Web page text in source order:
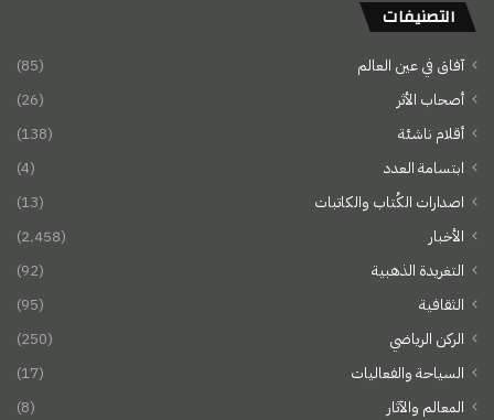
التصنيفات
آفاق في عين العالم
(85)
أصحاب الأثر
(26)
أقلام ناشئة
(138)
ابتسامة العدد
(4)
اصدارات الكُتاب والكاتبات
(13)
الأخبار
(2٬458)
التغريدة الذهبية
(92)
الثقافية
(95)
الركن الرياضي
(250)
السياحة والفعاليات
(17)
المعالم والآثار
(8)